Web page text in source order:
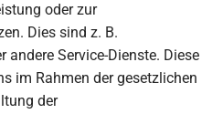
oder zur
Dies sind z. B.
andere Service-Dienste. Diese
im Rahmen der gesetzlichen
der